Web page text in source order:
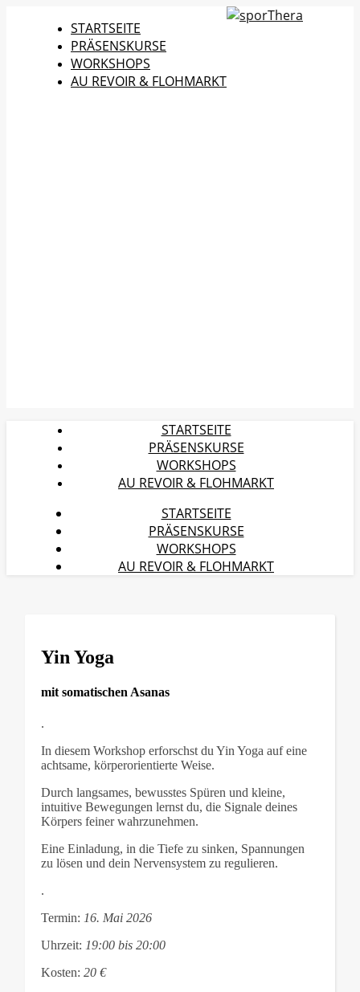
STARTSEITE
PRÄSENSKURSE
WORKSHOPS
AU REVOIR & FLOHMARKT
STARTSEITE
PRÄSENSKURSE
WORKSHOPS
AU REVOIR & FLOHMARKT
STARTSEITE
PRÄSENSKURSE
WORKSHOPS
AU REVOIR & FLOHMARKT
Yin Yoga
mit somatischen Asanas
.
In diesem Workshop erforschst du Yin Yoga auf eine
achtsame, körperorientierte Weise.
Durch langsames, bewusstes Spüren und kleine,
intuitive Bewegungen lernst du, die Signale deines
Körpers feiner wahrzunehmen.
Eine Einladung, in die Tiefe zu sinken, Spannungen
zu lösen und dein Nervensystem zu regulieren.
.
Termin: 16. Mai 2026
Uhrzeit: 19:00 bis 20:00
Kosten: 20 €